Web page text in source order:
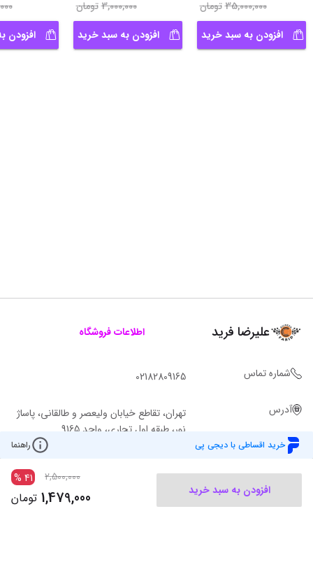
35,000,000تومان
افزودن به سبد خرید
3,000,000تومان
افزودن به سبد خرید
افزودن
خرید اقساطی با دیجی پی راهنما
افزودن به سبد خرید
2,500,000
41
%
1,479,000 تومان
علیرضا فرید اطلاعات فروشگاه
شماره تماس 02182809165
آدرس
تهران، تقاطع خیابان ولیعصر و طالقانی، پاساژ
نور، طبقه اول تجاری، واحد 9165